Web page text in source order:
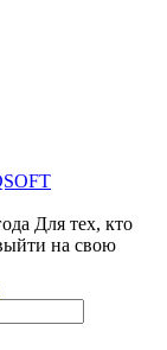
Для тех, кто
на свою